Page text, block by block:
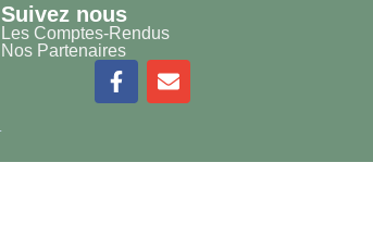
Suivez nous
Les Comptes-Rendus
Nos Partenaires